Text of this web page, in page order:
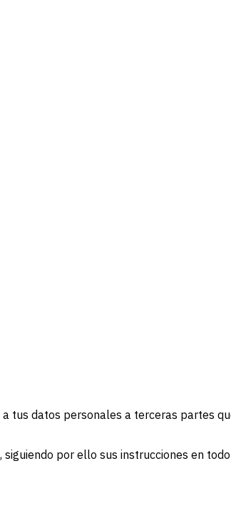
tus datos personales a terceras partes
por ello sus instrucciones en